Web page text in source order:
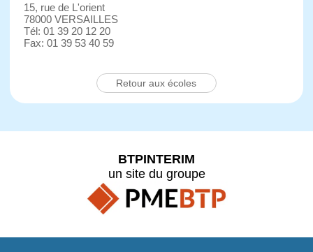
15, rue de L'orient
78000 VERSAILLES
Tél: 01 39 20 12 20
Fax: 01 39 53 40 59
Retour aux écoles
BTPINTERIM
un site du groupe